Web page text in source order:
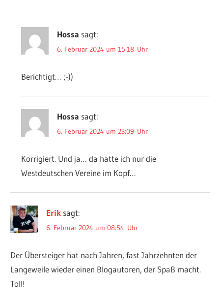
Hossa sagt:
6. Februar 2024 um 15:18 Uhr
Berichtigt… ;-))
Hossa sagt:
6. Februar 2024 um 23:09 Uhr
Korrigiert. Und ja… da hatte ich nur die
Westdeutschen Vereine im Kopf…
Erik sagt:
6. Februar 2024 um 08:54 Uhr
Der Übersteiger hat nach Jahren, fast Jahrzehnten der
Langeweile wieder einen Blogautoren, der Spaß macht.
Toll!